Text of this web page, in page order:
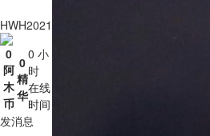
HWH2021
0
阿
木
币
0
精
华
0 小
时
在线
时间
发消息